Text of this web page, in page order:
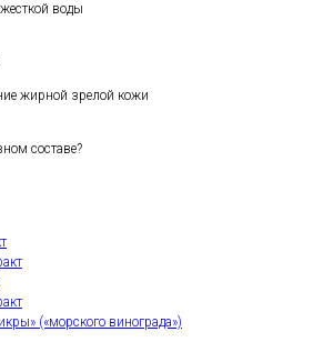
воды
жирной зрелой кожи
составе?
(«морского винограда»)